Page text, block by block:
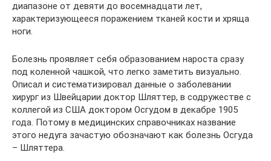
диапазоне от девяти до восемнадцати лет,
характеризующееся поражением тканей кости и хряща
ноги.
Болезнь проявляет себя образованием нароста сразу
под коленной чашкой, что легко заметить визуально.
Описал и систематизировал данные о заболевании
хирург из Швейцарии доктор Шляттер, в содружестве с
коллегой из США доктором Осгудом в декабре 1905
года. Потому в медицинских справочниках название
этого недуга зачастую обозначают как болезнь Осгуда
– Шляттера.